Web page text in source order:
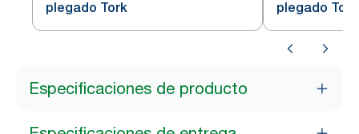
plegado Tork
plegado Tork
Especificaciones de producto